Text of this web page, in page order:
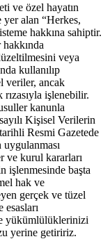
ve özel hayatın
yer alan “Herkes,
hakkına sahiptir.
veya
kullanılıp
veriler, ancak
işlenebilir.
kanunla
Kişisel Verilerin
Resmi Gazetede
ve kurul kararları
işlenmesinde başta
hak ve
gerçek ve tüzel
yükümlülüklerinizi
yerine getiririz.